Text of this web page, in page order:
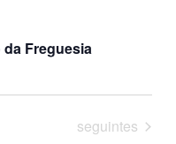
Freguesia
Eventos
seguintes